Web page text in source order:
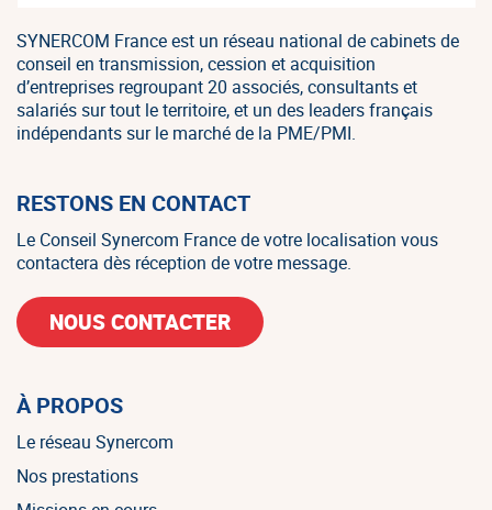
SYNERCOM France est un réseau national de cabinets de
conseil en transmission, cession et acquisition
d’entreprises regroupant 20 associés, consultants et
salariés sur tout le territoire, et un des leaders français
indépendants sur le marché de la PME/PMI.
RESTONS EN CONTACT
Le Conseil Synercom France de votre localisation vous
contactera dès réception de votre message.
NOUS CONTACTER
À PROPOS
Le réseau Synercom
Nos prestations